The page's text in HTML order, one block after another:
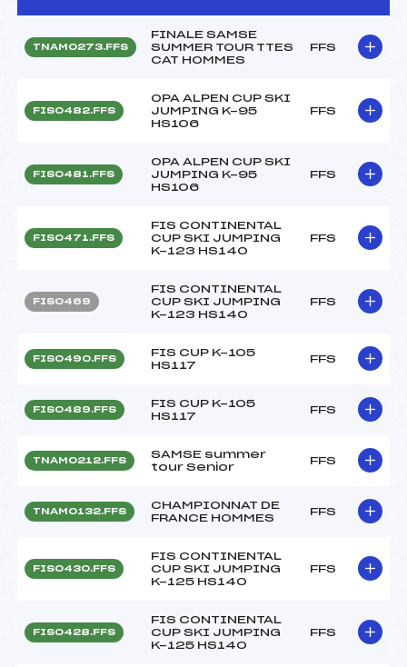
TNAM0273.FFS
FINALE SAMSE
SUMMER TOUR TTES
CAT HOMMES
FFS
FIS0482.FFS
OPA ALPEN CUP SKI
JUMPING K-95
HS106
FFS
FIS0481.FFS
OPA ALPEN CUP SKI
JUMPING K-95
HS106
FFS
FIS0471.FFS
FIS CONTINENTAL
CUP SKI JUMPING
K-123 HS140
FFS
FIS0469
FIS CONTINENTAL
CUP SKI JUMPING
K-123 HS140
FFS
FIS0490.FFS
FIS CUP K-105
HS117
FFS
FIS0489.FFS
FIS CUP K-105
HS117
FFS
TNAM0212.FFS
SAMSE summer
tour Senior
FFS
TNAM0132.FFS
CHAMPIONNAT DE
FRANCE HOMMES
FFS
FIS0430.FFS
FIS CONTINENTAL
CUP SKI JUMPING
K-125 HS140
FFS
FIS0428.FFS
FIS CONTINENTAL
CUP SKI JUMPING
K-125 HS140
FFS